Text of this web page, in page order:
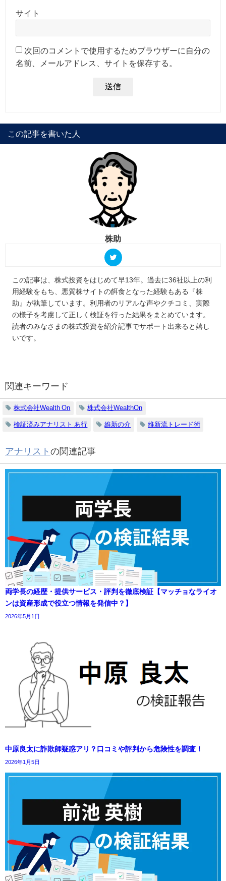
サイト
次回のコメントで使用するためブラウザーに自分の
名前、メールアドレス、サイトを保存する。
この記事を書いた人
株助
この記事は、株式投資をはじめて早13年。過去に36社以上の利
用経験をもち、悪質株サイトの餌食となった経験もある『株
助』が執筆しています。利用者のリアルな声やクチコミ、実際
の様子を考慮して正しく検証を行った結果をまとめています。
読者のみなさまの株式投資を紹介記事でサポート出来ると嬉し
いです。
関連キーワード
株式会社Wealth On 株式会社WealthOn
検証済みアナリスト あ行 維新の介 維新流トレード術
アナリスト の関連記事
両学長の経歴・提供サービス・評判を徹底検証【マッチョなライオ
ンは資産形成で役立つ情報を発信中？】
2026年5月1日
中原良太に詐欺師疑惑アリ？口コミや評判から危険性を調査！
2026年1月5日